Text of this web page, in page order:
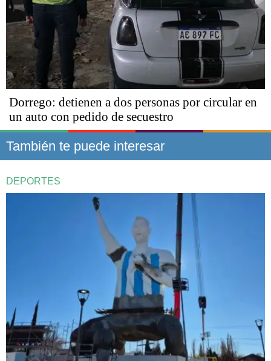
Dorrego: detienen a dos personas por circular en
un auto con pedido de secuestro
También te puede interesar
DEPORTES